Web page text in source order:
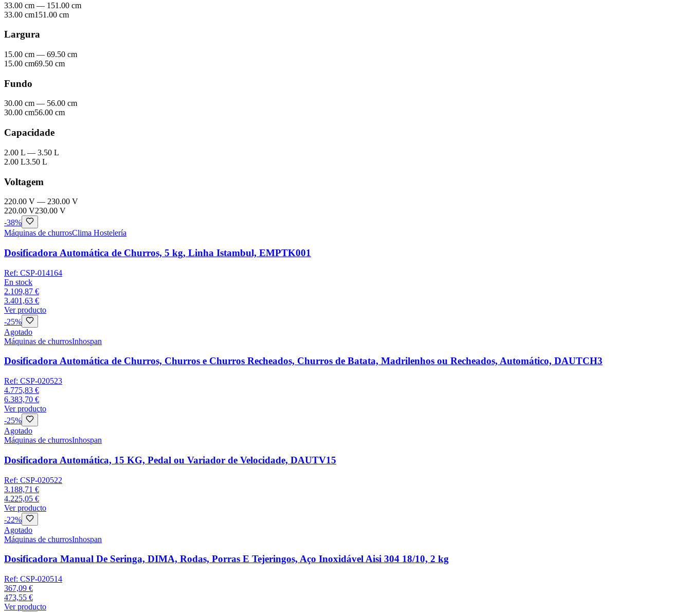
33.00 cm — 151.00 cm
33.00 cm151.00 cm
Largura
15.00 cm — 69.50 cm
15.00 cm69.50 cm
Fundo
30.00 cm — 56.00 cm
30.00 cm56.00 cm
Capacidade
2.00 L — 3.50 L
2.00 L3.50 L
Voltagem
220.00 V — 230.00 V
220.00 V230.00 V
-38%
Máquinas de churrosClima Hostelería
Dosificadora Automática de Churros, 5 kg, Linha Istambul, EMPTK001
Ref: CSP-014164
En stock
2.109,87 €
3.401,63 €
Ver producto
-25%
Agotado
Máquinas de churrosInhospan
Dosificadora Automática de Churros, Churros e Churros Recheados, Churros de Batata, Madrilenhos ou Recheados, Automático, DAUTCH3
Ref: CSP-020523
4.775,83 €
6.383,70 €
Ver producto
-25%
Agotado
Máquinas de churrosInhospan
Dosificadora Automática, 15 KG, Pedal ou Variador de Velocidade, DAUTV15
Ref: CSP-020522
3.188,71 €
4.225,05 €
Ver producto
-22%
Agotado
Máquinas de churrosInhospan
Dosificadora Manual De Seringa, DIMA, Rodas, Porras E Tejeringos, Aço Inoxidável Aisi 304 18/10, 2 kg
Ref: CSP-020514
367,09 €
473,55 €
Ver producto